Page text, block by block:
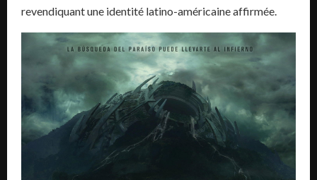
revendiquant une identité latino-américaine affirmée.